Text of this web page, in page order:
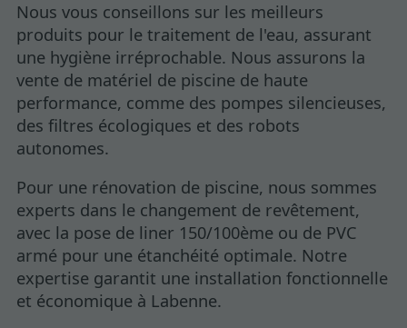
Nous vous conseillons sur les meilleurs
produits pour le traitement de l'eau, assurant
une hygiène irréprochable. Nous assurons la
vente de matériel de piscine de haute
performance, comme des pompes silencieuses,
des filtres écologiques et des robots
autonomes.
Pour une rénovation de piscine, nous sommes
experts dans le changement de revêtement,
avec la pose de liner 150/100ème ou de PVC
armé pour une étanchéité optimale. Notre
expertise garantit une installation fonctionnelle
et économique à Labenne.